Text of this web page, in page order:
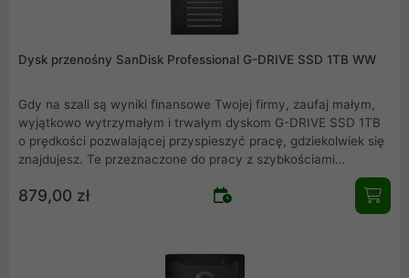
Dysk przenośny SanDisk Professional G-DRIVE SSD 1TB WW
Gdy na szali są wyniki finansowe Twojej firmy, zaufaj małym,
wyjątkowo wytrzymałym i trwałym dyskom G-DRIVE SSD 1TB
o prędkości pozwalającej przyspieszyć pracę, gdziekolwiek się
znajdujesz. Te przeznaczone do pracy z szybkościami
edytowanie i przechowywanie dużych plików, zaś 256-bitowe
szyfrowanie sprzętowe AES-XTS z ochroną hasłem zapewnia
3.2 Gen 2) te dyski SSD mogą być stosowane zarówno z
879,00 zł